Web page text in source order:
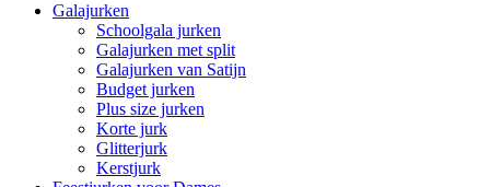
Galajurken
Schoolgala jurken
Galajurken met split
Galajurken van Satijn
Budget jurken
Plus size jurken
Korte jurk
Glitterjurk
Kerstjurk